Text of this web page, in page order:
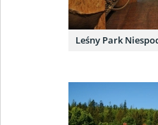
Leśny Park